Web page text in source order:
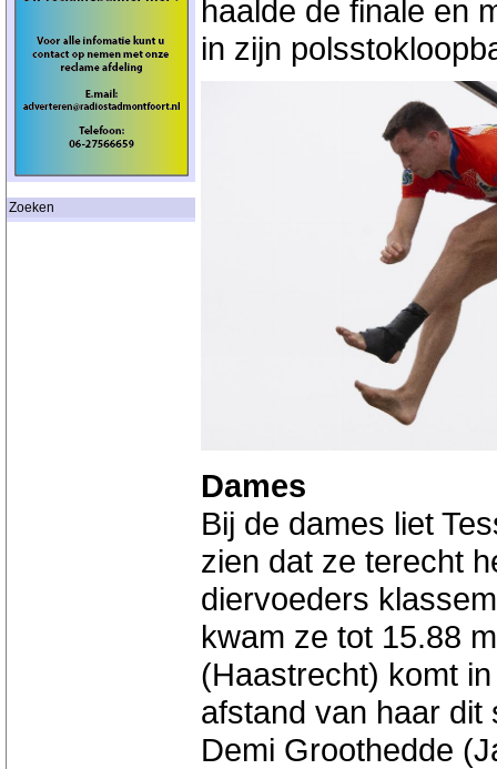
Zoeken
haalde de finale en
in zijn
Dames
Bij de dames liet
zien dat ze terecht
diervoeders
kwam ze tot 15.88
(Haastrecht) komt
afstand van haar dit
Demi Groothedde